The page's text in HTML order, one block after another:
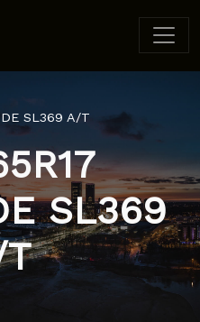
SL369 A/T
SL369